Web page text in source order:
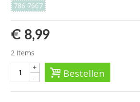
786 7667
€ 8,99
2 Items
-
+ Bestellen